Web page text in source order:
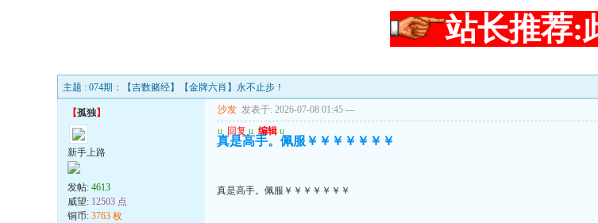
站长推荐:
主题 : 074期：【吉数赌经】【金牌六肖】永不止步！
【孤独】
新手上路
发帖: 4613
威望: 12503 点
铜币: 3763 枚
沙发 发表于: 2026-07-08 01:45 ---
u 回复 u 编辑 u
真是高手。佩服￥￥￥￥￥￥￥
真是高手。佩服￥￥￥￥￥￥￥